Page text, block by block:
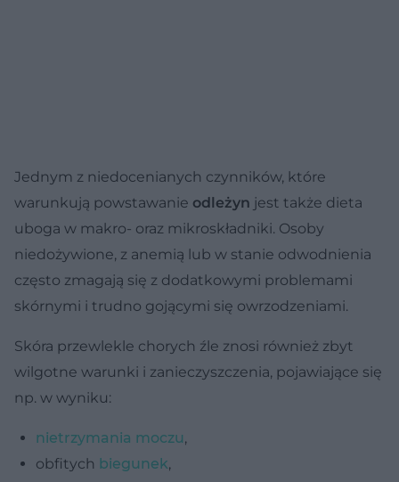
Jednym z niedocenianych czynników, które
warunkują powstawanie odleżyn jest także dieta
uboga w makro- oraz mikroskładniki. Osoby
niedożywione, z anemią lub w stanie odwodnienia
często zmagają się z dodatkowymi problemami
skórnymi i trudno gojącymi się owrzodzeniami.
Skóra przewlekle chorych źle znosi również zbyt
wilgotne warunki i zanieczyszczenia, pojawiające się
np. w wyniku:
nietrzymania moczu,
obfitych biegunek,